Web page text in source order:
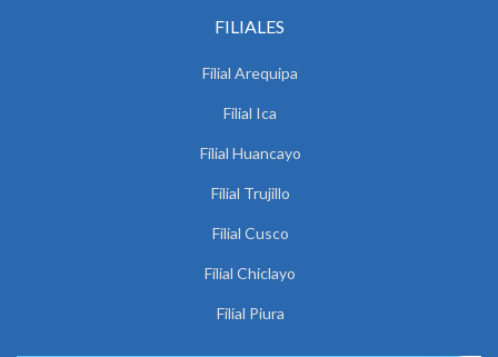
FILIALES
Filial Arequipa
Filial Ica
Filial Huancayo
Filial Trujillo
Filial Cusco
Filial Chiclayo
Filial Piura